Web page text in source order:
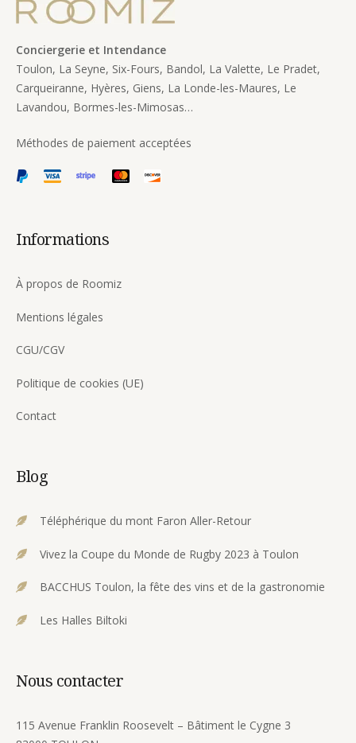
Conciergerie et Intendance
Toulon, La Seyne, Six-Fours, Bandol, La Valette, Le Pradet,
Carqueiranne, Hyères, Giens, La Londe-les-Maures, Le
Lavandou, Bormes-les-Mimosas…
Méthodes de paiement acceptées
Informations
À propos de Roomiz
Mentions légales
CGU/CGV
Politique de cookies (UE)
Contact
Blog
Téléphérique du mont Faron Aller-Retour
Vivez la Coupe du Monde de Rugby 2023 à Toulon
BACCHUS Toulon, la fête des vins et de la gastronomie
Les Halles Biltoki
Nous contacter
115 Avenue Franklin Roosevelt – Bâtiment le Cygne 3